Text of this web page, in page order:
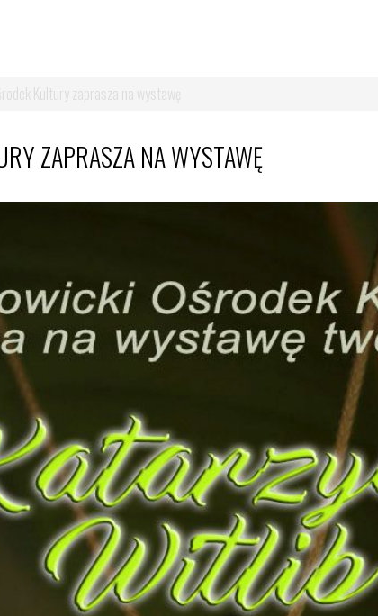
Kultury zaprasza na wystawę
ZAPRASZA NA WYSTAWĘ